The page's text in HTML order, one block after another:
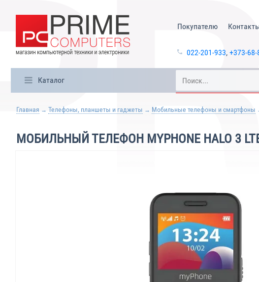
Покупателю
022-201-933, +373-
Каталог
Главная Телефоны, планшеты и гаджеты Мобильные телефоны и смартфоны
МОБИЛЬНЫЙ ТЕЛЕФОН MYPHONE HALO 3